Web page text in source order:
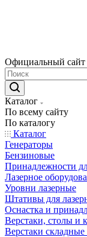
Официальный сайт
Каталог
По всему сайту
По каталогу
Каталог
Генераторы
Бензиновые
Принадлежности
Лазерное
Уровни лазерные
Штативы для
Оснастка и
Верстаки, столы и
Верстаки